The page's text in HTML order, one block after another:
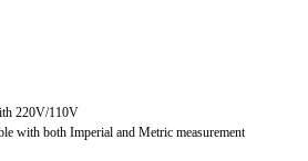
220V/110V
with both Imperial and Metric measurement